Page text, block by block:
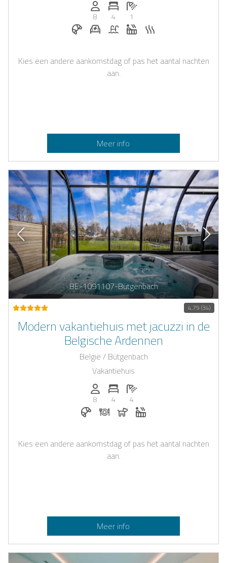
Personen (max.): 8
8
Aantal slaapkamers: 4
4
Aantal badkamers: 1
1
Ontbijt op aanvraag
E-auto oplaadstation op aanvraag
ZwembadWhirlpool
Kies een andere aankomstdag of pas het aantal nachten
aan.
Meer info
BE-1091107-Bütgenbach
4,79 (34)
Modern vakantiehuis met jacuzzi in de
Belgische Ardennen
België / Bütgenbach
Vakantiehuis
Personen (max.): 8
8
Aantal slaapkamers: 4
4
Aantal badkamers: 4
4
Ontbijt te boeken bij Casapilot
Diner op aanvraag
Honden toegestaan
Kies een andere aankomstdag of pas het aantal nachten
aan.
Meer info